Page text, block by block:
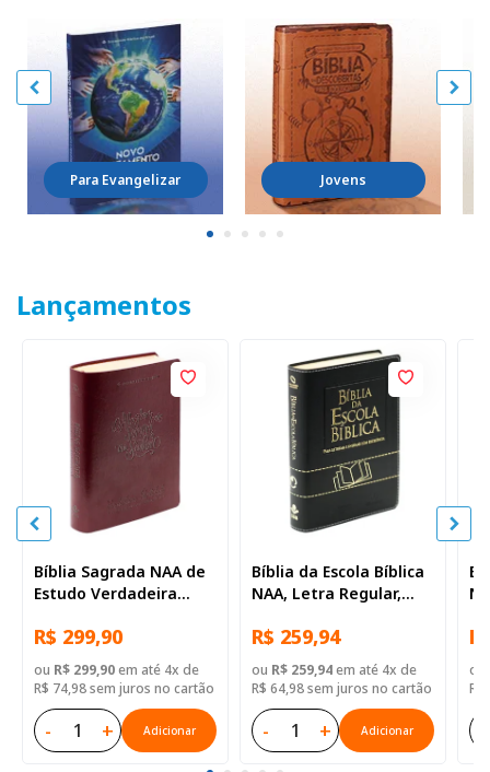
Para Evangelizar Jovens
Lançamentos
Bíblia Sagrada NAA de
Estudo Verdadeira
Regular, com mapa,
Capa Couro Sintético
Ilustrada Marrom
R$ 299,90
ou R$ 299,90em até 4x de
R$ 74,98 sem juros no cartão
- + Adicionar
Bíblia da Escola Bíblica
NAA, Letra Regular,
Sintético Preta
R$ 259,94
ou R$ 259,94em até 4x de
R$ 64,98 sem juros no cartão
- + Adicionar
ou
R$